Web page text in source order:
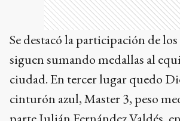
parte Julián Fernández Valdés,
primera participación como
obtuvo el 2do. puesto en su
blanco, master 1, pesado;
Collado y Hernán Alegre
podio en sus categorías,